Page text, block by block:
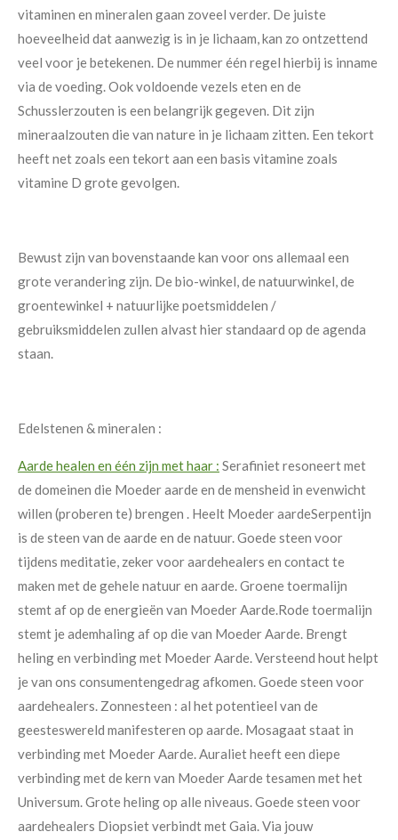
vitaminen en mineralen gaan zoveel verder. De juiste
hoeveelheid dat aanwezig is in je lichaam, kan zo ontzettend
veel voor je betekenen. De nummer één regel hierbij is inname
via de voeding.Ook voldoende vezels eten en de
Schusslerzouten is een belangrijk gegeven. Dit zijn
mineraalzouten die van nature in je lichaam zitten. Een tekort
heeft net zoals een tekort aan een basis vitamine zoals
vitamine D grote gevolgen.
Bewust zijn van bovenstaande kan voor ons allemaal een
grote verandering zijn. De bio-winkel, de natuurwinkel, de
groentewinkel + natuurlijke poetsmiddelen /
gebruiksmiddelen zullen alvast hier standaard op de agenda
staan.
Edelstenen & mineralen :
Aarde healen en één zijn met haar : Serafiniet resoneert met
de domeinen die Moeder aarde en de mensheid in evenwicht
willen (proberen te) brengen . Heelt Moeder aardeSerpentijn
is de steen van de aarde en de natuur. Goede steen voor
tijdens meditatie, zeker voor aardehealers en contact te
maken met de gehele natuur en aarde.Groene toermalijn
stemt af op de energieën van Moeder Aarde.Rode toermalijn
stemt je ademhaling af op die van Moeder Aarde. Brengt
heling en verbinding met Moeder Aarde.Versteend hout helpt
je van ons consumentengedrag afkomen. Goede steen voor
aardehealers. Zonnesteen : al het potentieel van de
geesteswereld manifesteren op aarde. Mosagaat staat in
verbinding met Moeder Aarde.Auraliet heeft een diepe
verbinding met de kern van Moeder Aarde tesamen met het
Universum.Grote heling op alle niveaus. Goede steen voor
aardehealers Diopsiet verbindt met Gaia. Via jouw